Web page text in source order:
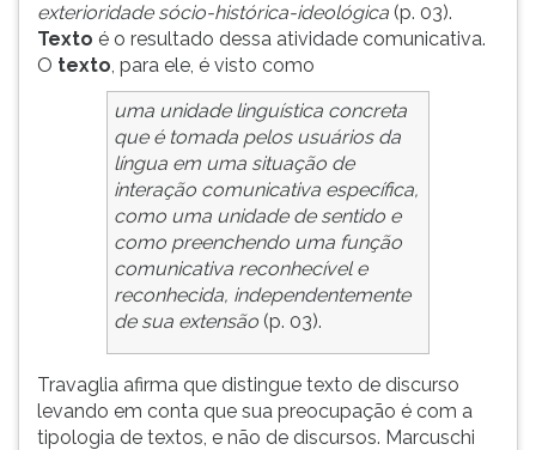
exterioridade sócio-histórica-ideológica (p. 03).
Texto é o resultado dessa atividade comunicativa.
O texto, para ele, é visto como
uma unidade linguística concreta
que é tomada pelos usuários da
língua em uma situação de
interação comunicativa específica,
como uma unidade de sentido e
como preenchendo uma função
comunicativa reconhecível e
reconhecida, independentemente
de sua extensão (p. 03).
Travaglia afirma que distingue texto de discurso
levando em conta que sua preocupação é com a
tipologia de textos, e não de discursos. Marcuschi